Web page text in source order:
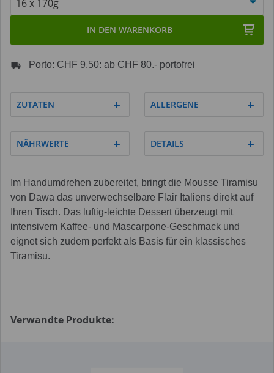
IN DEN WARENKORB
Porto: CHF 9.50: ab CHF 80.- portofrei
ZUTATEN ALLERGENE
NÄHRWERTE DETAILS
Im Handumdrehen zubereitet, bringt die Mousse Tiramisu
von Dawa das unverwechselbare Flair Italiens direkt auf
Ihren Tisch. Das luftig-leichte Dessert überzeugt mit
intensivem Kaffee- und Mascarpone-Geschmack und
eignet sich zudem perfekt als Basis für ein klassisches
Tiramisu.
Verwandte Produkte: